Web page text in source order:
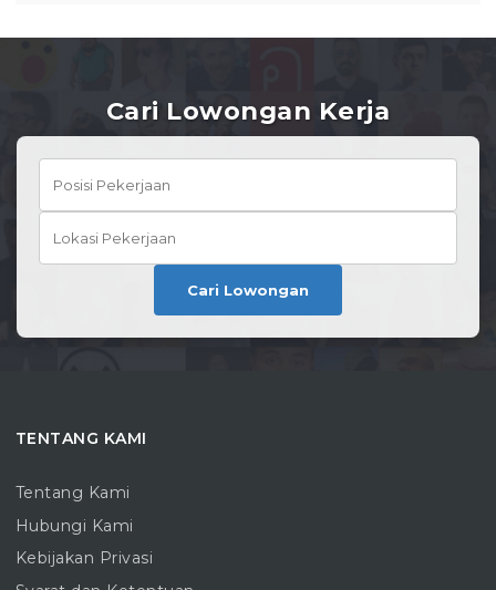
Cari Lowongan Kerja
Cari Lowongan
TENTANG KAMI
Tentang Kami
Hubungi Kami
Kebijakan Privasi